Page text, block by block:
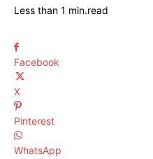
Less than 1 min.read
Facebook
X
Pinterest
WhatsApp